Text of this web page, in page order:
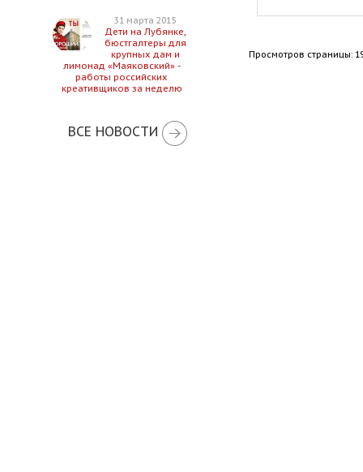
31 марта 2015
Дети на Лубянке,
бюстгалтеры для
крупных дам и
лимонад «Маяковский» -
работы российских
креативщиков за неделю
ВСЕ НОВОСТИ
Просмотров страницы: